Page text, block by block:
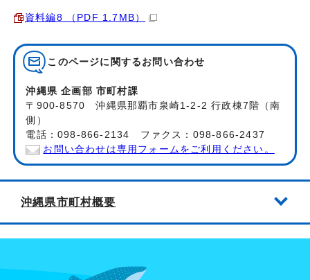
資料編8 （PDF 1.7MB）
このページに関する お問い合わせ
沖縄県 企画部 市町村課
〒900-8570 沖縄県那覇市泉崎1-2-2 行政棟7階（南
側）
電話：098-866-2134 ファクス：098-866-2437
お問い合わせは専用フォームをご利用ください。
沖縄県市町村概要